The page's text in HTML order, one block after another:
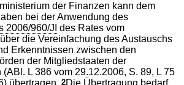
der Finanzen kann dem
bei der Anwendung des
2006/960/JI des Rates vom
die Vereinfachung des Austauschs
Erkenntnissen zwischen den
der Mitgliedstaaten der
L 386 vom 29.12.2006, S. 89, L 75
2